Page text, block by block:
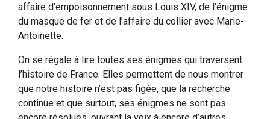
affaire d’empoisonnement sous Louis XIV, de l’énigme
du masque de fer et de l’affaire du collier avec Marie-
Antoinette.
On se régale à lire toutes ses énigmes qui traversent
l’histoire de France. Elles permettent de nous montrer
que notre histoire n’est pas figée, que la recherche
continue et que surtout, ses énigmes ne sont pas